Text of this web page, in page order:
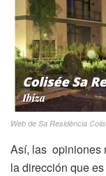
Web de Sa Residència
Así, las opiniones
la dirección que